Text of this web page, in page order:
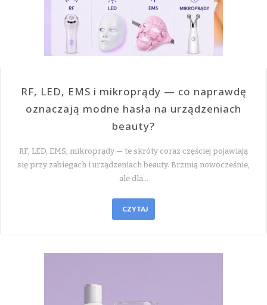
RF, LED, EMS i mikroprądy — co naprawdę
oznaczają modne hasła na urządzeniach
beauty?
RF, LED, EMS, mikroprądy — te skróty coraz częściej pojawiają
się przy zabiegach i urządzeniach beauty. Brzmią nowocześnie,
ale dla…
CZYTAJ